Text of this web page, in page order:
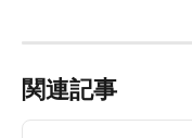
関連記事